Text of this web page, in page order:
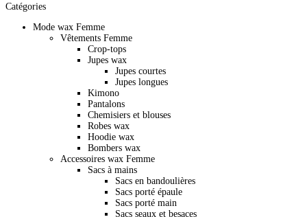
Catégories
Mode wax Femme
Vêtements Femme
Crop-tops
Jupes wax
Jupes courtes
Jupes longues
Kimono
Pantalons
Chemisiers et blouses
Robes wax
Hoodie wax
Bombers wax
Accessoires wax Femme
Sacs à mains
Sacs en bandoulières
Sacs porté épaule
Sacs porté main
Sacs seaux et besaces